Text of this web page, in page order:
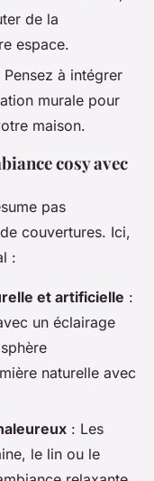
de la
espace.
Pensez à intégrer
murale pour
maison.
cosy avec
pas
couvertures. Ici,
:
et artificielle :
un éclairage
naturelle avec
: Les
le lin ou le